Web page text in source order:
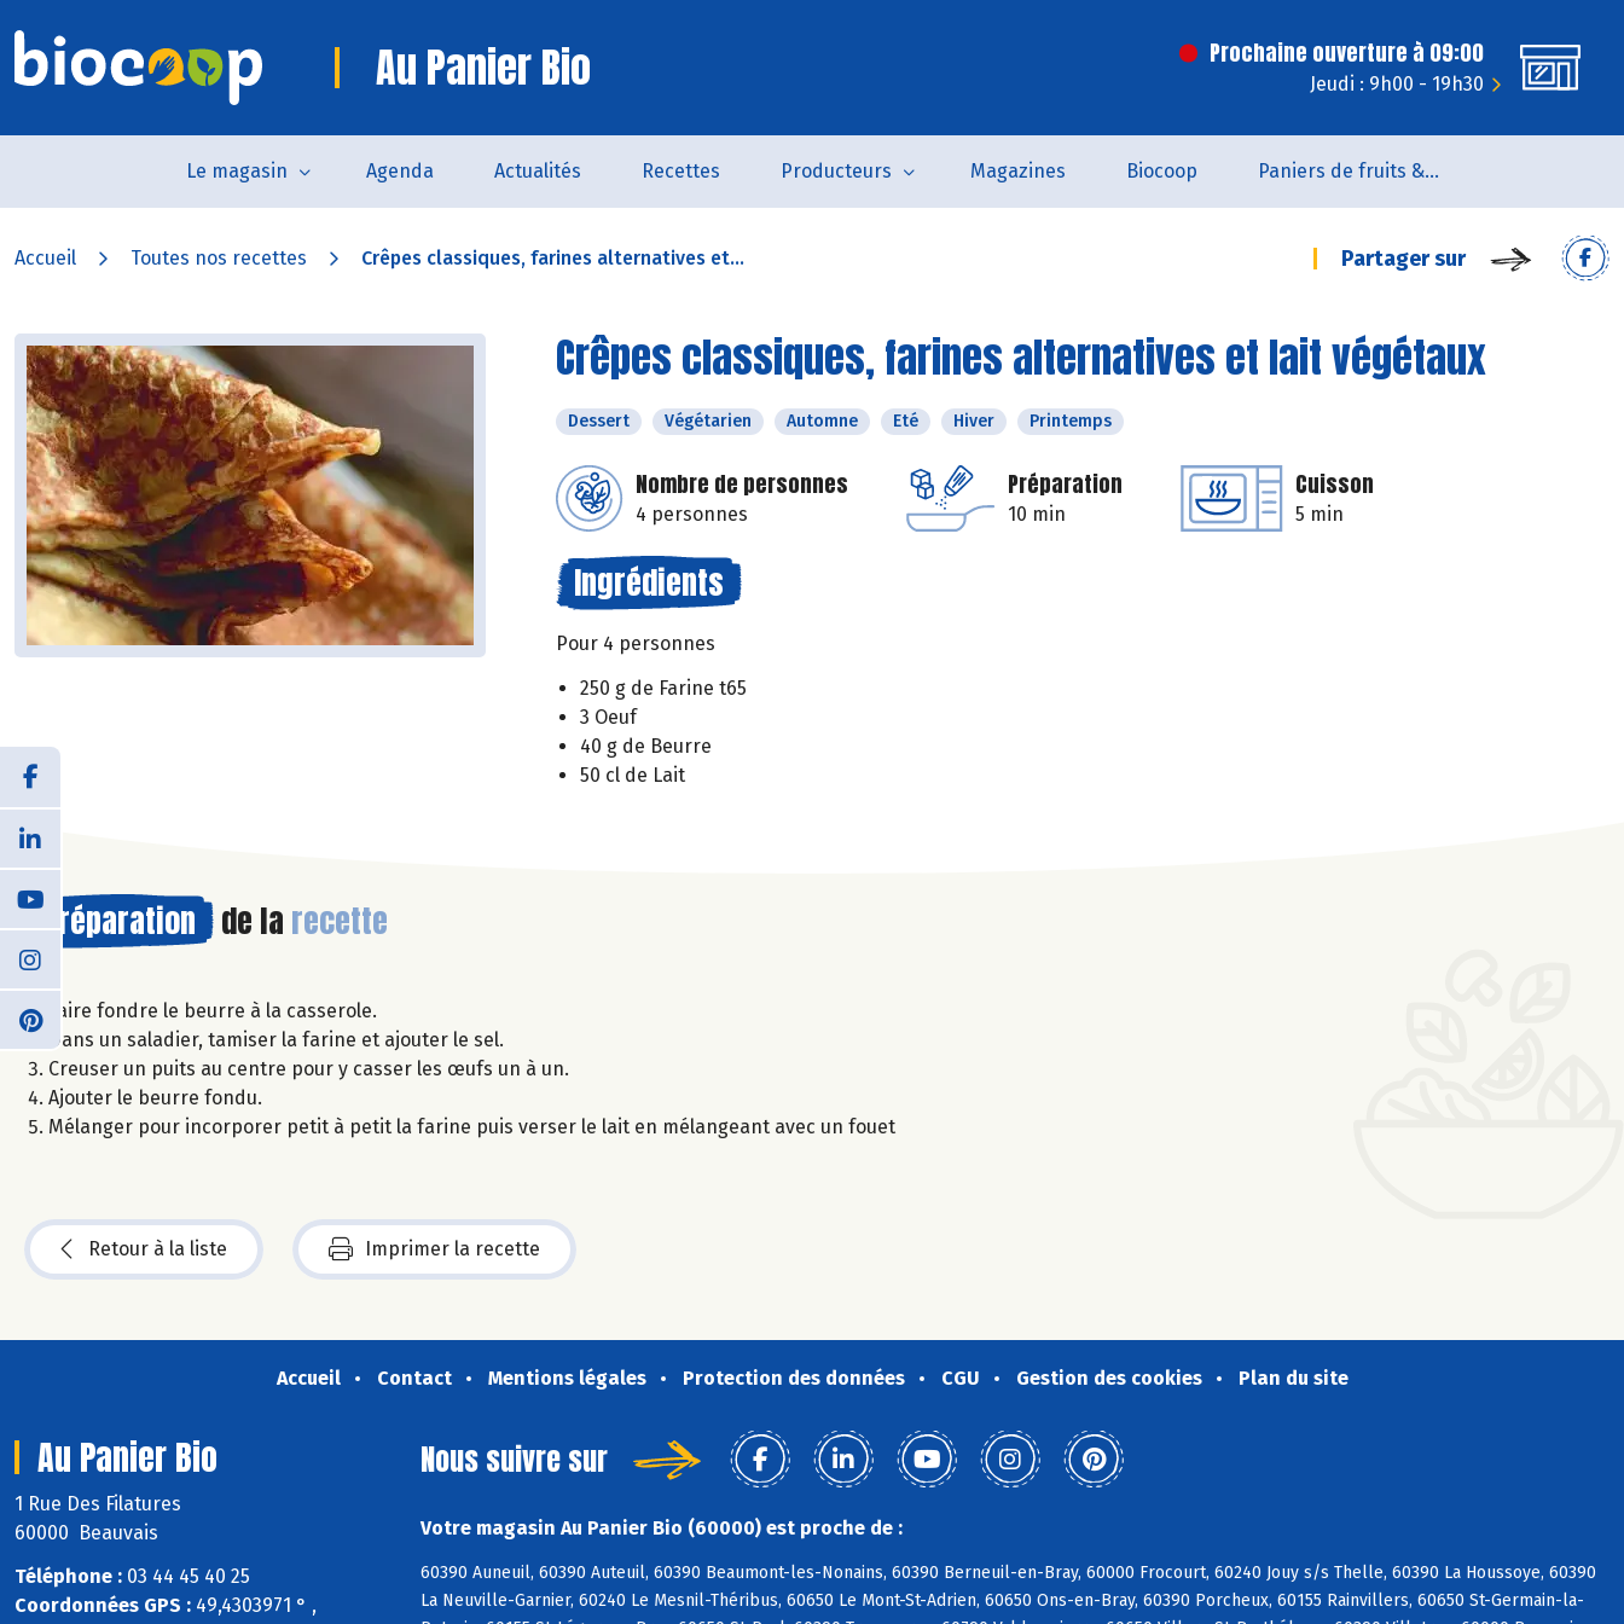
Au Panier Bio Prochaine ouverture à 09:00
Jeudi : 9h00 - 19h30
Le magasin Agenda Actualités Recettes Producteurs Magazines Biocoop Paniers de fruits & légumes
Accueil Toutes nos recettes Crêpes classiques, farines alternatives et... Partager sur
Crêpes classiques, farines alternatives et lait végétaux
Dessert Végétarien Automne Eté Hiver Printemps
Nombre de personnes
4 personnes
Préparation
10 min
Cuisson
5 min
Ingrédients
Pour 4 personnes
250 g de Farine t65
3 Oeuf
40 g de Beurre
50 cl de Lait
Préparation de la recette
Faire fondre le beurre à la casserole.
Dans un saladier, tamiser la farine et ajouter le sel.
Creuser un puits au centre pour y casser les œufs un à un.
Ajouter le beurre fondu.
Mélanger pour incorporer petit à petit la farine puis verser le lait en mélangeant avec un fouet
Retour à la liste Imprimer la recette
Accueil Contact Mentions légales Protection des données CGU Gestion des cookies Plan du site
Au Panier Bio
1 Rue Des Filatures
60000 Beauvais
Téléphone : 03 44 45 40 25
Coordonnées GPS : 49,4303971 ° ,
Nous suivre sur
Votre magasin Au Panier Bio (60000) est proche de :
60390 Auneuil, 60390 Auteuil, 60390 Beaumont-les-Nonains, 60390 Berneuil-en-Bray, 60000 Frocourt, 60240 Jouy s/s Thelle, 60390 La Houssoye, 60390
La Neuville-Garnier, 60240 Le Mesnil-Théribus, 60650 Le Mont-St-Adrien, 60650 Ons-en-Bray, 60390 Porcheux, 60155 Rainvillers, 60650 St-Germain-la-